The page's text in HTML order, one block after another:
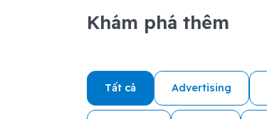
Khám phá thêm
Tất cả Advertising